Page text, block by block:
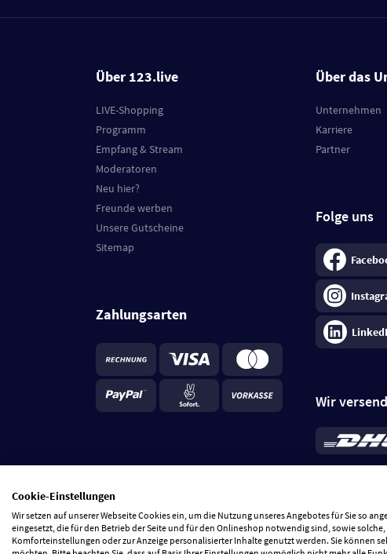
Über 123.live
LIVE-Shopping
Programm
Empfang & Stream
Moderatoren
Neu hier?
Freunde werben
Unsere Gutscheine
Sitemap
Zahlungsarten
Über das
Unternehmen
Karriere
Partner
Folge uns
Wir
*Standard
je Bestellung,
Cookie-Einstellungen
Wir setzen auf unserer Webseite Cookies ein, um die Nutzung unseres Angebotes für Sie so
eingesetzt, die für den Betrieb der Seite und für den Onlineshop notwendig sind, sowie
Komforteinstellungen oder zur Anzeige personalisierter Inhalte genutzt werden. Sie können